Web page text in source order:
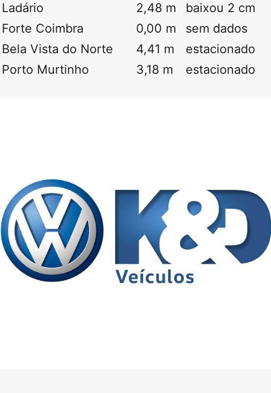
Ladário
2,48 m
baixou 2 cm
Forte Coimbra
0,00 m
sem dados
Bela Vista do Norte
4,41 m
estacionado
Porto Murtinho
3,18 m estacionado